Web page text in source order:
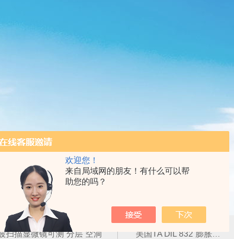
欢迎您！
来自局域网的朋友！有什么可以帮
助您的吗？
扫描显微镜可测 分层 空洞 美国TA DIL 832 膨胀仪